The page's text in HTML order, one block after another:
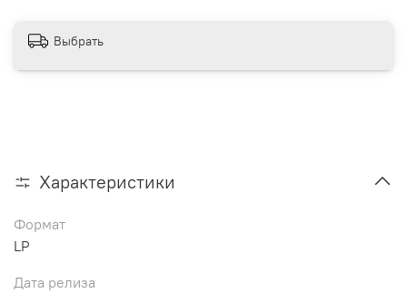
Выбрать
Характеристики
Формат
LP
Дата релиза